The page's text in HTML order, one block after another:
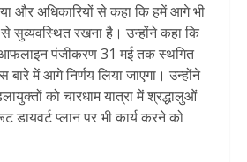
और अधिकारियों से कहा कि हमें आगे भी
से सुव्यवस्थित रखना है। उन्होंने कहा कि
आफलाइन पंजीकरण 31 मई तक स्थगित
में आगे निर्णय लिया जाएगा। उन्होंने
को चारधाम यात्रा में श्रद्धालुओं
डायवर्ट प्लान पर भी कार्य करने को